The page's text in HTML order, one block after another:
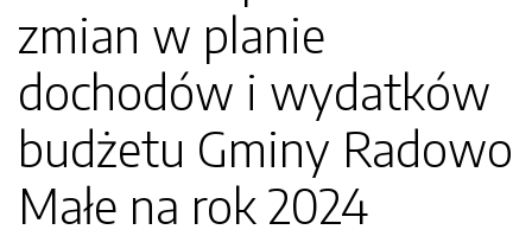
zmian w planie
dochodów i wydatków
budżetu Gminy Radowo
Małe na rok 2024